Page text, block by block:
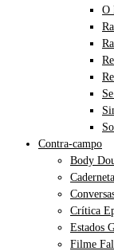
O
Contra-campo
Body
Crítica
Estados
Filme